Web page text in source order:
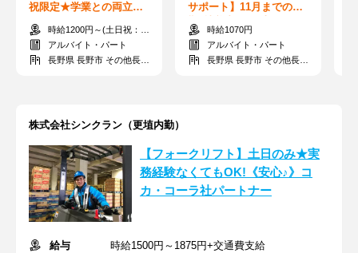
祝限定★学業との両立・
Wワークも!お寿司やしゃ
ぶしゃぶがお得に◎
時給1200円～(土日祝：時給+50円)
アルバイト・パート
長野県 長野市 その他長野市
サポート】11月までの短
期♪扶養内OK！土日のみ
で家庭との両立に◎
時給1070円
アルバイト・パート
長野県 長野市 その他長野市
株式会社シンクラン（更埴内勤）
【フォークリフト】土日のみ★実
務経験なくてもOK!《安心♪》コ
カ・コーラ社パートナー
給与
時給1500円～1875円+交通費支給